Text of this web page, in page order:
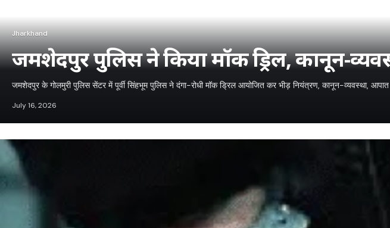
Jharkhand
जमशेदपुर पुलिस ने किया मॉक ड्रिल, कानून-
जमशेदपुर के गोलमुरी पुलिस सेंटर में पूर्वी सिंहभूम पुलिस ने दंगा-रोधी मॉक ड्रिल आयोजित कर भीड़ नियंत्रण, कानून-व्यवस्था,
July 16, 2026